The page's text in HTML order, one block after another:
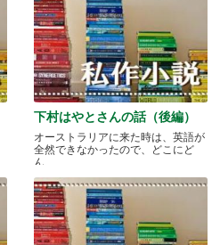
下村はやとさんの話（後編）
オーストラリアに来た時は、英語が
全然できなかったので、どこにど
ん.....